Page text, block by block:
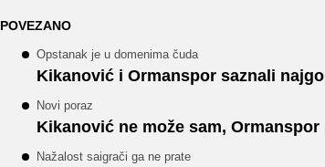
POVEZANO
Opstanak je u domenima čuda
Kikanović i Ormanspor saznali
Novi poraz
Kikanović ne može sam,
Nažalost saigrači ga ne prate